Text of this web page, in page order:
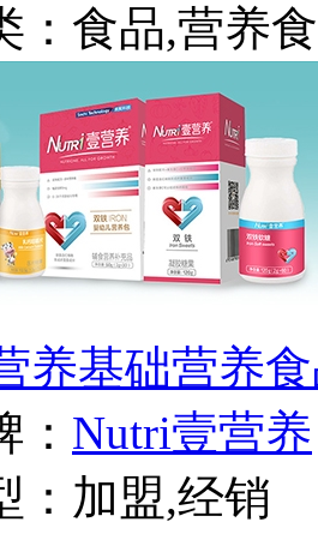
：食品,营养
养基础营养
Nutri壹营养
：加盟,经销